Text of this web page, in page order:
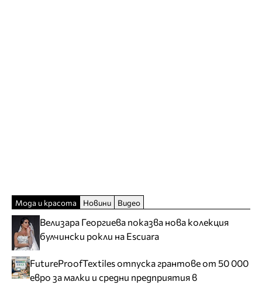
Мода и красота Новини Видео
Велизара Георгиева показва нова колекция
булчински рокли на Escuara
FutureProofTextiles отпуска грантове от 50 000
евро за малки и средни предприятия в